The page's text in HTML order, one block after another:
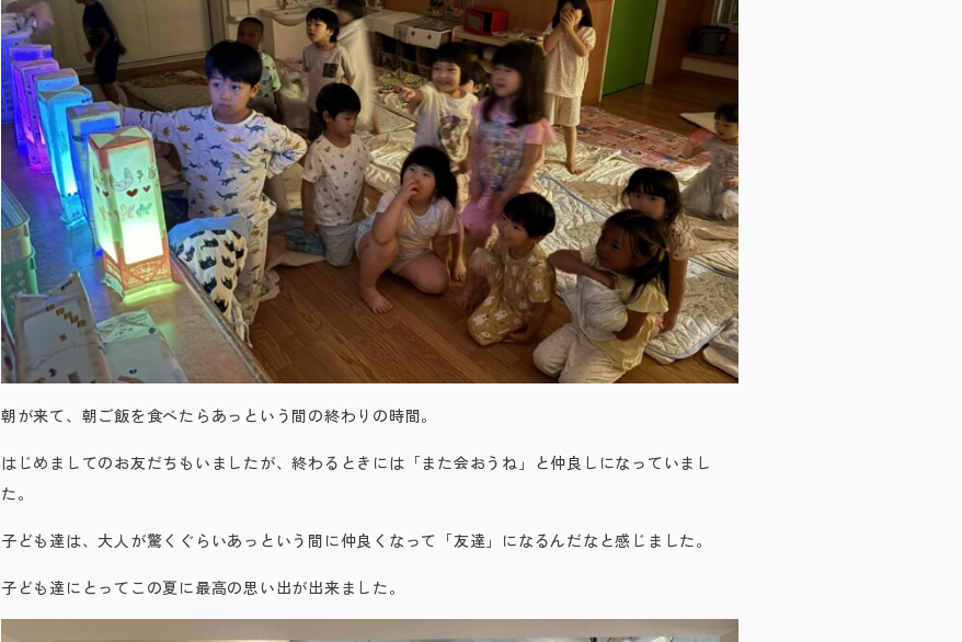
朝が来て、朝ご飯を食べたらあっという間の終わりの時間。
はじめましてのお友だちもいましたが、終わるときには「また会おうね」と仲良しになっていまし
た。
子ども達は、大人が驚くぐらいあっという間に仲良くなって「友達」になるんだなと感じました。
子ども達にとってこの夏に最高の思い出が出来ました。